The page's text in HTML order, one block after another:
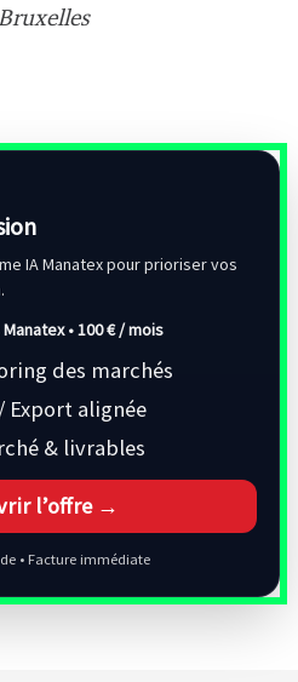
IA Manatex pour prioriser vos
•100 € / mois
des marchés
Export alignée
& livrables
l’offre →
• Facture immédiate